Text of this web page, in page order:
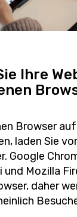
Ihre
Browser
laden Sie
Google
und Mozilla
daher